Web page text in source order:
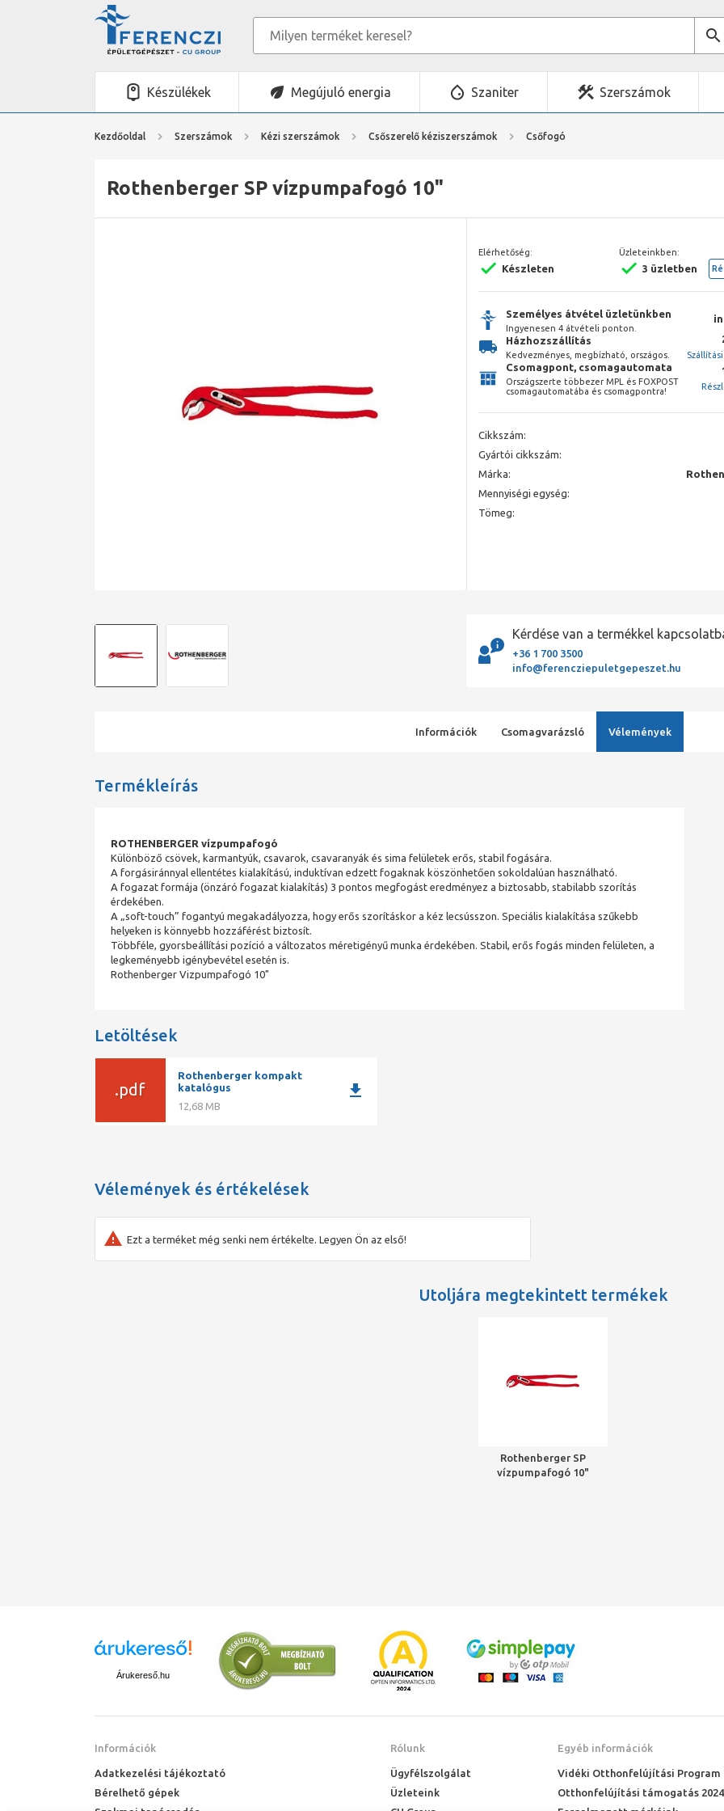
Készülékek Megújuló energia Szaniter Szerszámok
Kezdőoldal Szerszámok Kézi szerszámok Csőszerelő kéziszerszámok Csőfogó
Rothenberger SP vízpumpafogó 10"
Elérhetőség:
Készleten
Üzleteinkben:
3 üzletben
Személyes átvétel üzletünkben
Ingyenesen 4 átvételi ponton.
Házhozszállítás
Kedvezményes, megbízható, országos.
Csomagpont, csomagautomata
Országszerte többezer MPL és FOXPOST
csomagautomatába és csomagpontra!
Cikkszám:
Gyártói cikkszám:
Márka:
Mennyiségi egység:
Tömeg:
Kérdése van a termékkel
+36 1 700 3500
info@ferencziepuletgepeszet.hu
Információk Csomagvarázsló Vélemények
Termékleírás
ROTHENBERGER vízpumpafogó
Különböző csövek, karmantyúk, csavarok, csavaranyák és sima felületek erős, stabil fogására.
A forgásiránnyal ellentétes kialakítású, induktívan edzett fogaknak köszönhetően sokoldalúan használható.
A fogazat formája (önzáró fogazat kialakítás) 3 pontos megfogást eredményez a biztosabb, stabilabb szorítás
érdekében.
A „soft-touch” fogantyú megakadályozza, hogy erős szorításkor a kéz lecsússzon. Speciális kialakítása szűkebb
helyeken is könnyebb hozzáférést biztosít.
Többféle, gyorsbeállítási pozíció a változatos méretigényű munka érdekében. Stabil, erős fogás minden felületen, a
legkeményebb igénybevétel esetén is.
Rothenberger Vizpumpafogó 10"
Letöltések
.pdf
Rothenberger kompakt
katalógus
12,68 MB
download
Vélemények és értékelések
Ezt a terméket még senki nem értékelte. Legyen Ön az első!
Utoljára megtekintett termékek
Rothenberger SP
vízpumpafogó 10"
Árukereső.hu
Információk
Adatkezelési tájékoztató
Bérelhető gépek
Rólunk
Ügyfélszolgálat
Üzleteink
Egyéb információk
Vidéki Otthonfelújítási Program
Otthonfelújítási támogatás 2024